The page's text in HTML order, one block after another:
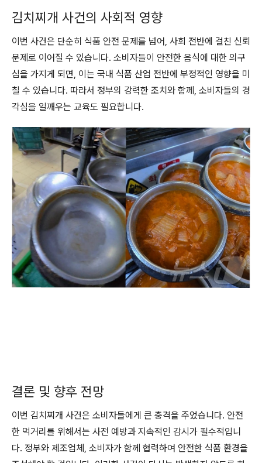
김치찌개 사건의 사회적 영향
이번 사건은 단순히 식품 안전 문제를 넘어, 사회 전반에 걸친 신뢰
문제로 이어질 수 있습니다. 소비자들이 안전한 음식에 대한 의구
심을 가지게 되면, 이는 국내 식품 산업 전반에 부정적인 영향을 미
칠 수 있습니다. 따라서 정부의 강력한 조치와 함께, 소비자들의 경
각심을 일깨우는 교육도 필요합니다.
결론 및 향후 전망
이번 김치찌개 사건은 소비자들에게 큰 충격을 주었습니다. 안전
한 먹거리를 위해서는 사전 예방과 지속적인 감시가 필수적입니
다. 정부와 제조업체, 소비자가 함께 협력하여 안전한 식품 환경을